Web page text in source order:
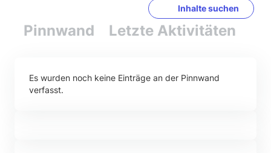
Inhalte suchen
Pinnwand Letzte Aktivitäten
Es wurden noch keine Einträge an der Pinnwand
verfasst.